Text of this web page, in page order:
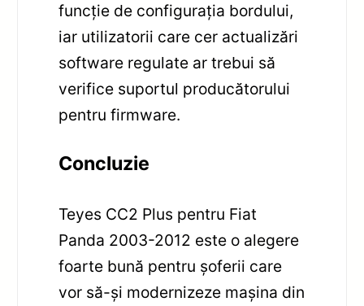
funcție de configurația bordului,
iar utilizatorii care cer actualizări
software regulate ar trebui să
verifice suportul producătorului
pentru firmware.
Concluzie
Teyes CC2 Plus pentru Fiat
Panda 2003-2012 este o alegere
foarte bună pentru șoferii care
vor să-și modernizeze mașina din